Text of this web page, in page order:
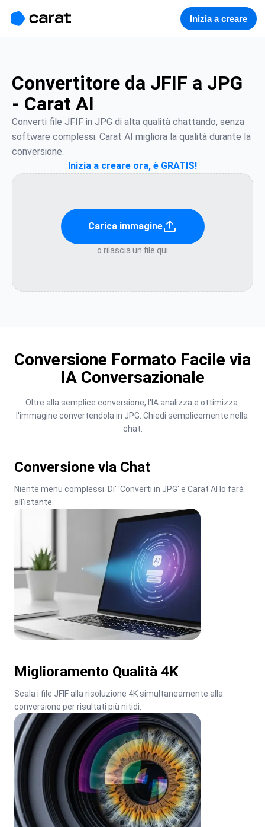
Inizia a creare
Convertitore da JFIF a JPG
- Carat AI
Converti file JFIF in JPG di alta qualità chattando, senza
software complessi. Carat AI migliora la qualità durante la
conversione.
Inizia a creare ora, è GRATIS!
Carica immagine
o rilascia un file qui
Conversione Formato Facile via
IA Conversazionale
Oltre alla semplice conversione, l'IA analizza e ottimizza
l'immagine convertendola in JPG. Chiedi semplicemente nella
chat.
Conversione via Chat
Niente menu complessi. Di' 'Converti in JPG' e Carat AI lo farà
all'istante.
Miglioramento Qualità 4K
Scala i file JFIF alla risoluzione 4K simultaneamente alla
conversione per risultati più nitidi.